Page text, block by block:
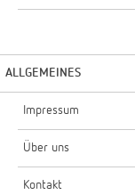
ALLGEMEINES
Impressum
Über uns
Kontakt